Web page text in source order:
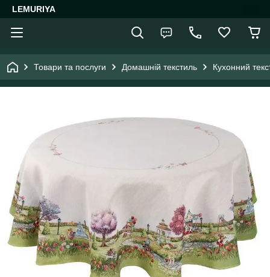
LEMURIYA
Товари та послуги Домашній текстиль Кухонний